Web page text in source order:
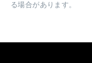
る場合があります。